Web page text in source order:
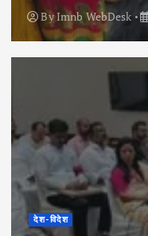
ByImnb WebDesk
देश-विदेश